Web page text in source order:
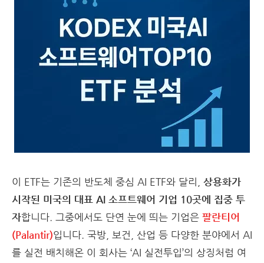
이 ETF는 기존의 반도체 중심 AI ETF와 달리, 상용화가
시작된 미국의 대표 AI 소프트웨어 기업 10곳에 집중 투
자합니다. 그중에서도 단연 눈에 띄는 기업은 팔란티어
(Palantir)입니다. 국방, 보건, 산업 등 다양한 분야에서 AI
를 실전 배치해온 이 회사는 ‘AI 실전투입’의 상징처럼 여